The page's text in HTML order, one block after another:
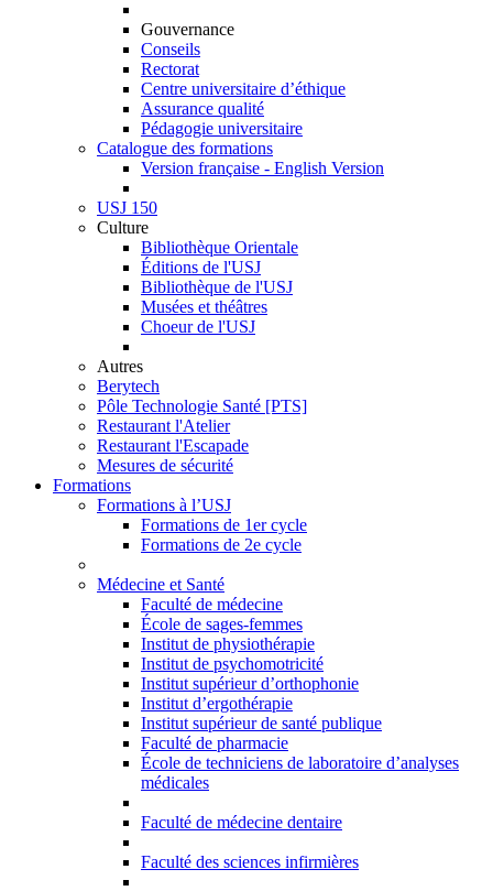
Gouvernance
Conseils
Rectorat
Centre universitaire d’éthique
Assurance qualité
Pédagogie universitaire
Catalogue des formations
Version française - English Version
USJ 150
Culture
Bibliothèque Orientale
Éditions de l'USJ
Bibliothèque de l'USJ
Musées et théâtres
Choeur de l'USJ
Autres
Berytech
Pôle Technologie Santé [PTS]
Restaurant l'Atelier
Restaurant l'Escapade
Mesures de sécurité
Formations
Formations à l’USJ
Formations de 1er cycle
Formations de 2e cycle
Médecine et Santé
Faculté de médecine
École de sages-femmes
Institut de physiothérapie
Institut de psychomotricité
Institut supérieur d’orthophonie
Institut d’ergothérapie
Institut supérieur de santé publique
Faculté de pharmacie
École de techniciens de laboratoire d’analyses
médicales
Faculté de médecine dentaire
Faculté des sciences infirmières